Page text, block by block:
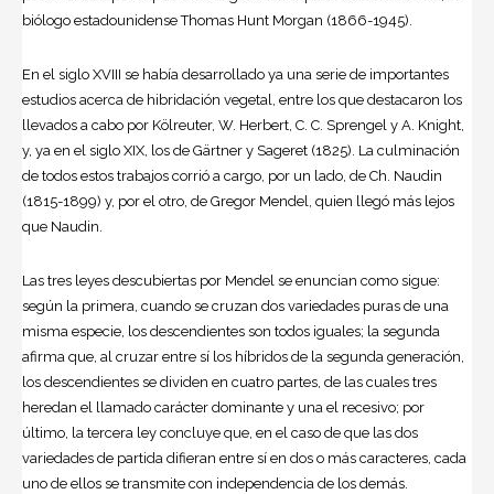
biólogo estadounidense Thomas Hunt Morgan (1866-1945).
En el siglo XVIII se había desarrollado ya una serie de importantes
estudios acerca de hibridación vegetal, entre los que destacaron los
llevados a cabo por Kölreuter, W. Herbert, C. C. Sprengel y A. Knight,
y, ya en el siglo XIX, los de Gärtner y Sageret (1825). La culminación
de todos estos trabajos corrió a cargo, por un lado, de Ch. Naudin
(1815-1899) y, por el otro, de Gregor Mendel, quien llegó más lejos
que Naudin.
Las tres leyes descubiertas por Mendel se enuncian como sigue:
según la primera, cuando se cruzan dos variedades puras de una
misma especie, los descendientes son todos iguales; la segunda
afirma que, al cruzar entre sí los híbridos de la segunda generación,
los descendientes se dividen en cuatro partes, de las cuales tres
heredan el llamado carácter dominante y una el recesivo; por
último, la tercera ley concluye que, en el caso de que las dos
variedades de partida difieran entre sí en dos o más caracteres, cada
uno de ellos se transmite con independencia de los demás.